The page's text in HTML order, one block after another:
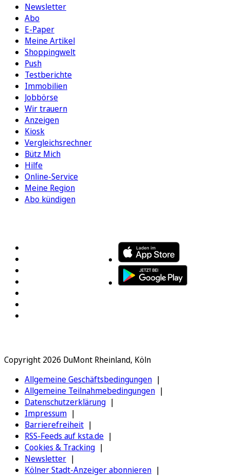
Newsletter
Abo
E-Paper
Meine Artikel
Shoppingwelt
Push
Testberichte
Immobilien
Jobbörse
Wir trauern
Anzeigen
Kiosk
Vergleichsrechner
Bütz Mich
Hilfe
Online-Service
Meine Region
Abo kündigen
Copyright 2026 DuMont Rheinland, Köln
Allgemeine Geschäftsbedingungen
Allgemeine Teilnahmebedingungen
Datenschutzerklärung
Impressum
Barrierefreiheit
RSS-Feeds auf ksta.de
Cookies & Tracking
Newsletter
Kölner Stadt-Anzeiger abonnieren